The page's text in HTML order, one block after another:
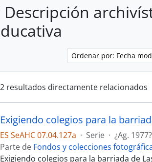
Descripción
Ordenar por: Fecha
2 resultados directamente relacionados
Exigiendo colegios para la
ES SeAHC 07.04.127a · Serie · ¿Ag. 1977?
Parte de Fondos y colecciones
Exigiendo colegios para la barriada de